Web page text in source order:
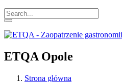
ETQA Opole
Strona główna